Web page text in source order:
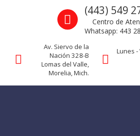
La seguridad de su empresa es nuestro negocio.
Call us
(443) 549
Centro de
Whatsapp: 443
Av. Siervo de la
Nación 328-B
Lomas del Valle,
Morelia, Mich.
Lunes